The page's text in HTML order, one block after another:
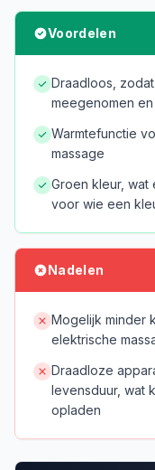
Voordelen
Draadloos,
meegenomen
Warmtefunctie
massage
Groen kleur, wat
voor wie een
Nadelen
Mogelijk minder
elektrische
Draadloze
levensduur, wat
opladen